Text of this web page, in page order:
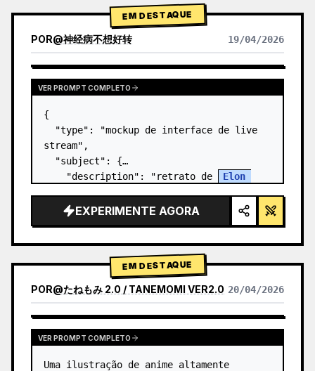
EM DESTAQUE
POR@神经病不想好转 19/04/2026
VER PROMPT COMPLETO
{
  "type": "mockup de interface de live
stream",
  "subject": {
    "description": "retrato de
Elon
preta com um gráfico técnico esquemático
em branco",
EXPERIMENTE AGORA
EM DESTAQUE
POR@たねもみ 2.0 / TANEMOMI VER2.0 20/04/2026
VER PROMPT COMPLETO
Uma ilustração de anime altamente